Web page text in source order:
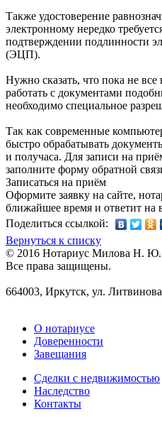
Также удостоверение
электронному нередко
подтверждении подлинности
(ЭЦП).
Нужно сказать, что пока не
работать с документами
необходимо специальное
Так как современные
быстро обрабатывать
и получаса. Для записи на
заполните форму обратной
Записаться на приём
Оформите заявку на сайте,
ближайшее время и ответит на
Поделиться ссылкой:
Вернуться к списку
© 2016 Нотариус Милова Н. Ю.
Все права защищены.
664003, Иркутск, ул.
О нотариусе
Доверенности
Завещания
Сделки с недвижимостью
Наследство
Контакты